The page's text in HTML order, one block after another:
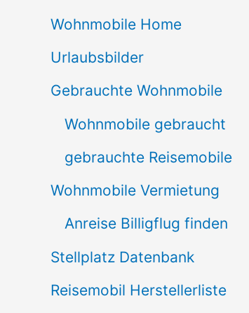
h
e
n
Wohnmobile Home
Urlaubsbilder
Gebrauchte Wohnmobile
Wohnmobile gebraucht
gebrauchte Reisemobile
Wohnmobile Vermietung
Anreise Billigflug finden
Stellplatz Datenbank
Reisemobil Herstellerliste